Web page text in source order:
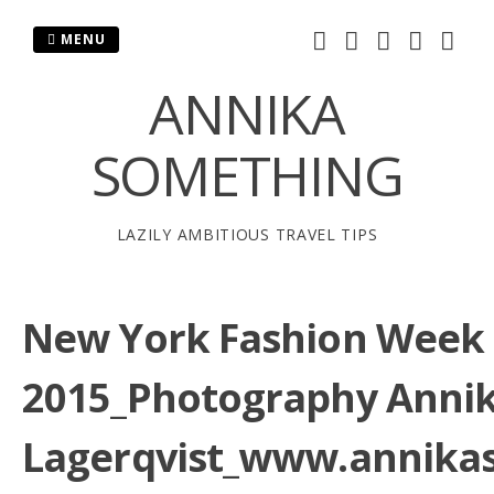
ANNIKA
SOMETHING
LAZILY AMBITIOUS TRAVEL TIPS
MENU
New York Fashion Week
2015_Photography